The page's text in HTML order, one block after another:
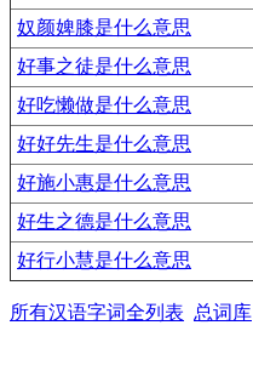
奴颜婢膝是什么意思
好事之徒是什么意思
好吃懒做是什么意思
好好先生是什么意思
好施小惠是什么意思
好生之德是什么意思
好行小慧是什么意思
所有汉语字词全列表 总词库